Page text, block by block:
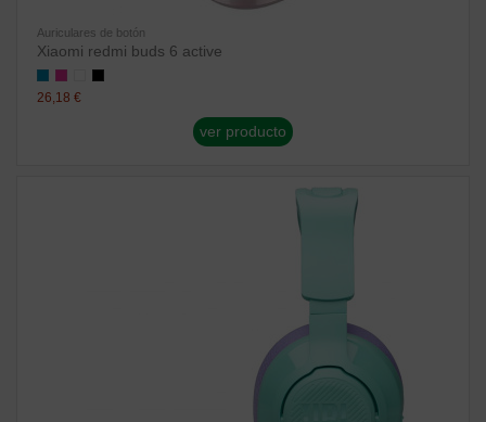
Auriculares de botón
Xiaomi redmi buds 6 active
26,18 €
ver producto